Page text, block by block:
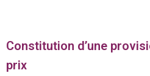
Constitution d’une
prix